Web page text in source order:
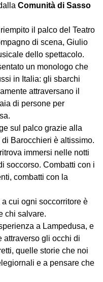
Comunità di Sasso
il palco del Teatro
di scena, Giulio
dello spettacolo.
un monologo che
in Italia: gli sbarchi
attraversano il
di persone per
sul palco grazie alla
Barocchieri è altissimo.
immersi nelle notti
soccorso. Combatti con i
combatti con la
cui ogni soccorritore è
chi salvare.
a Lampedusa, e
attraverso gli occhi di
quelle storie che noi
e a pensare che